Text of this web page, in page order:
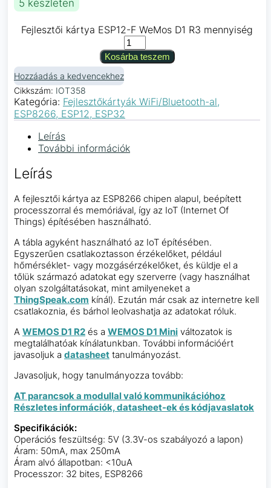
5 készleten
Fejlesztői kártya ESP12-F WeMos D1 R3 mennyiség
Kosárba teszem
Hozzáadás a kedvencekhez
Cikkszám: IOT358
Kategória: Fejlesztőkártyák WiFi/Bluetooth-al,
ESP8266, ESP12, ESP32
Leírás
További információk
Leírás
A fejlesztői kártya az ESP8266 chipen alapul, beépített
processzorral és memóriával, így az IoT (Internet Of
Things) építésében használható.
A tábla agyként használható az IoT építésében.
Egyszerűen csatlakoztasson érzékelőket, például
hőmérséklet- vagy mozgásérzékelőket, és küldje el a
tőlük származó adatokat egy szerverre (vagy használhat
olyan szolgáltatásokat, mint amilyeneket a
ThingSpeak.com kínál). Ezután már csak az internetre kell
csatlakoznia, és bárhol leolvashatja az adatokat róluk.
A WEMOS D1 R2 és a WEMOS D1 Mini változatok is
megtalálhatóak kínálatunkban. További információért
javasoljuk a datasheet tanulmányozást.
Javasoljuk, hogy tanulmányozza tovább:
AT parancsok a modullal való kommunikációhoz
Részletes információk, datasheet-ek és kódjavaslatok
Specifikációk:
Operációs feszültség: 5V (3.3V-os szabályozó a lapon)
Áram: 50mA, max 250mA
Áram alvó állapotban: <10uA
Processzor: 32 bites, ESP8266